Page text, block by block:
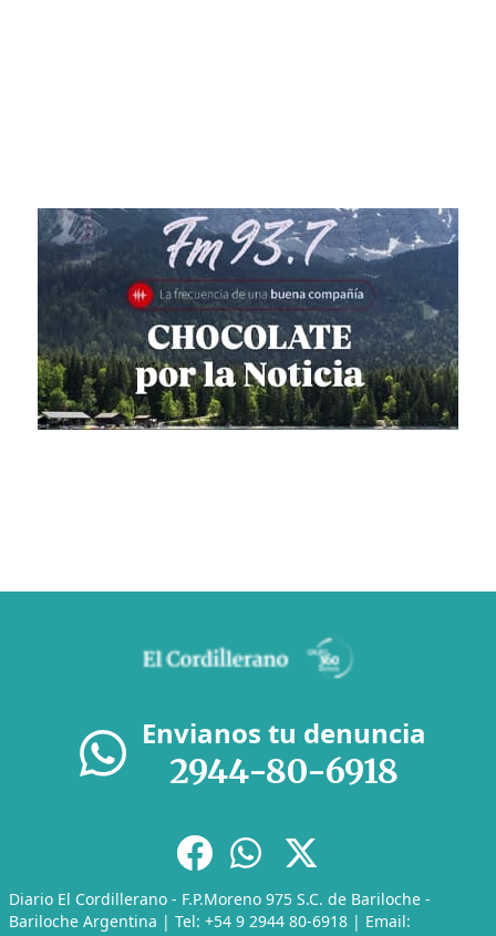
Envianos tu denuncia
2944-80-6918
Diario El Cordillerano - F.P.Moreno 975 S.C. de Bariloche -
Bariloche Argentina | Tel: +54 9 2944 80-6918 | Email: